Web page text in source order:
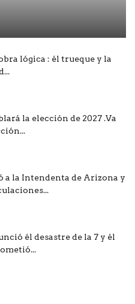
lógica : él trueque y la
la elección de 2027 .Va
a la Intendenta de Arizona y
él desastre de la 7 y él